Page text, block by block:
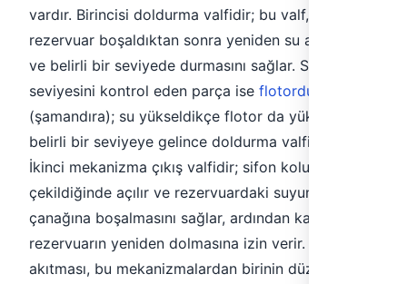
vardır. Birincisi doldurma valfidir; bu valf,
rezervuar boşaldıktan sonra yeniden su almasını
ve belirli bir seviyede durmasını sağlar. Su
seviyesini kontrol eden parça ise flotordur
(şamandıra); su yükseldikçe flotor da yükselir ve
belirli bir seviyeye gelince doldurma valfini kapatır.
İkinci mekanizma çıkış valfidir; sifon kolu
çekildiğinde açılır ve rezervuardaki suyun klozet
çanağına boşalmasını sağlar, ardından kapanarak
rezervuarın yeniden dolmasına izin verir. Klozet su
akıtması, bu mekanizmalardan birinin düzgün